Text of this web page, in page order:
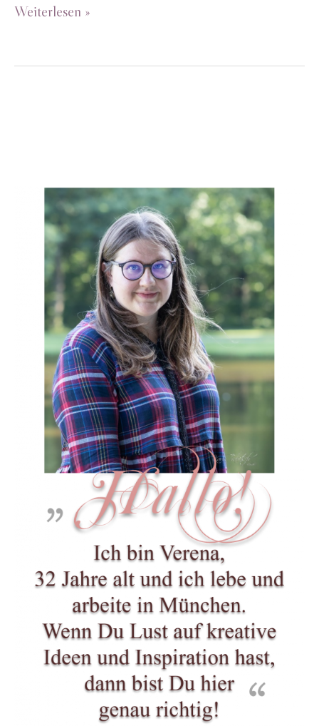
Waldtiere-
Weiterlesen »